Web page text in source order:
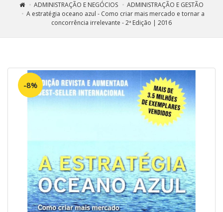
ADMINISTRAÇÃO E NEGÓCIOS
ADMINISTRAÇÃO E GESTÃO
A estratégia oceano azul - Como criar mais mercado e tornar a
concorrência irrelevante - 2ª Edição | 2016
-8%